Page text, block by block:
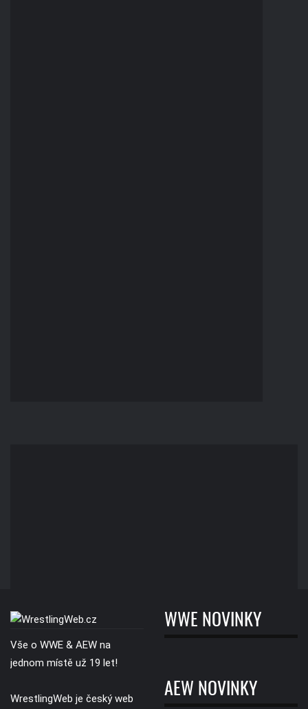
Vše o WWE & AEW na
jednom místě už 19 let!
WrestlingWeb je český web
WWE NOVINKY
AEW NOVINKY